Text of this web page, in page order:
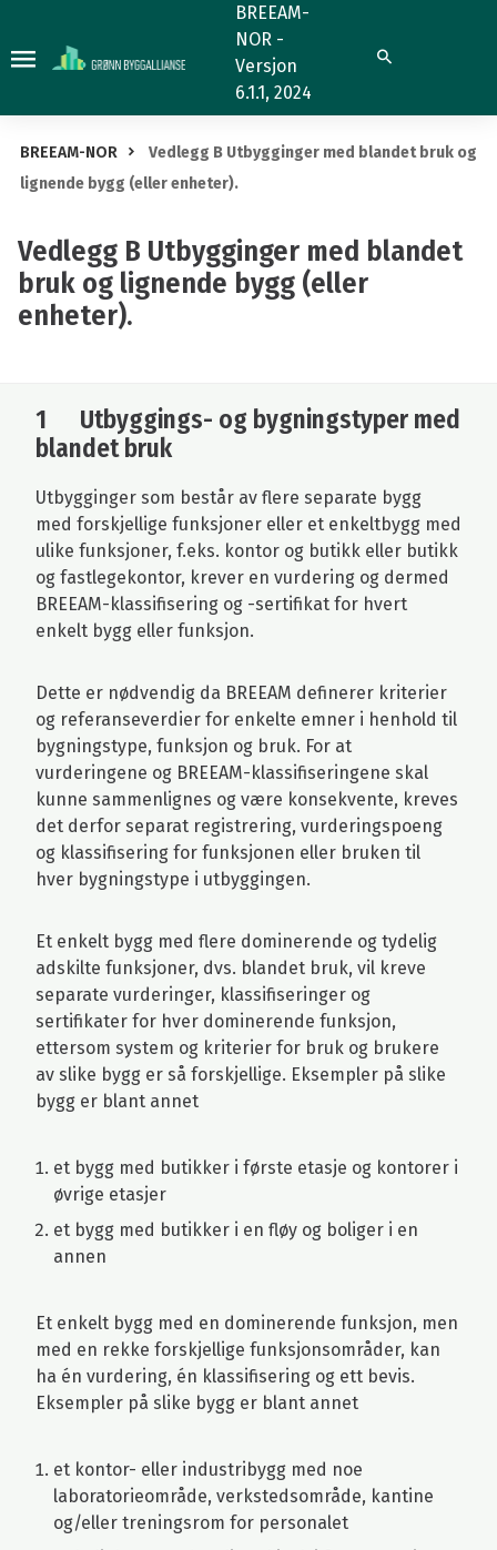
B
Utbygginger
med
blandet
bruk
lignende
bygg
(eller
BREEAM-
NOR -
Versjon
6.1.1, 2024
Søk
BREEAM-NOR
Vedlegg B Utbygginger med blandet bruk og
lignende bygg (eller enheter).
Vedlegg B Utbygginger med blandet
bruk og lignende bygg (eller
enheter).
1 Utbyggings- og bygningstyper med
blandet bruk
Utbygginger som består av flere separate bygg
med forskjellige funksjoner eller et enkeltbygg med
ulike funksjoner, f.eks. kontor og butikk eller butikk
og fastlegekontor, krever en vurdering og dermed
BREEAM-klassifisering og -sertifikat for hvert
enkelt bygg eller funksjon.
Dette er nødvendig da BREEAM definerer kriterier
og referanseverdier for enkelte emner i henhold til
bygningstype, funksjon og bruk. For at
vurderingene og BREEAM-klassifiseringene skal
kunne sammenlignes og være konsekvente, kreves
det derfor separat registrering, vurderingspoeng
og klassifisering for funksjonen eller bruken til
hver bygningstype i utbyggingen.
Et enkelt bygg med flere dominerende og tydelig
adskilte funksjoner, dvs. blandet bruk, vil kreve
separate vurderinger, klassifiseringer og
sertifikater for hver dominerende funksjon,
ettersom system og kriterier for bruk og brukere
av slike bygg er så forskjellige. Eksempler på slike
bygg er blant annet
et bygg med butikker i første etasje og kontorer i
øvrige etasjer
et bygg med butikker i en fløy og boliger i en
annen
Et enkelt bygg med en dominerende funksjon, men
med en rekke forskjellige funksjonsområder, kan
ha én vurdering, én klassifisering og ett bevis.
Eksempler på slike bygg er blant annet
et kontor- eller industribygg med noe
laboratorieområde, verkstedsområde, kantine
og/eller treningsrom for personalet